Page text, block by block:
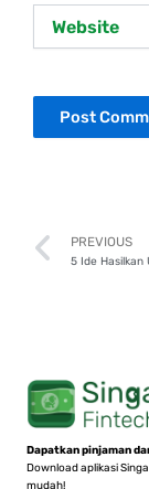
Prev
PREVIOUS
Dapatkan pinjaman
Download aplikasi
mudah!